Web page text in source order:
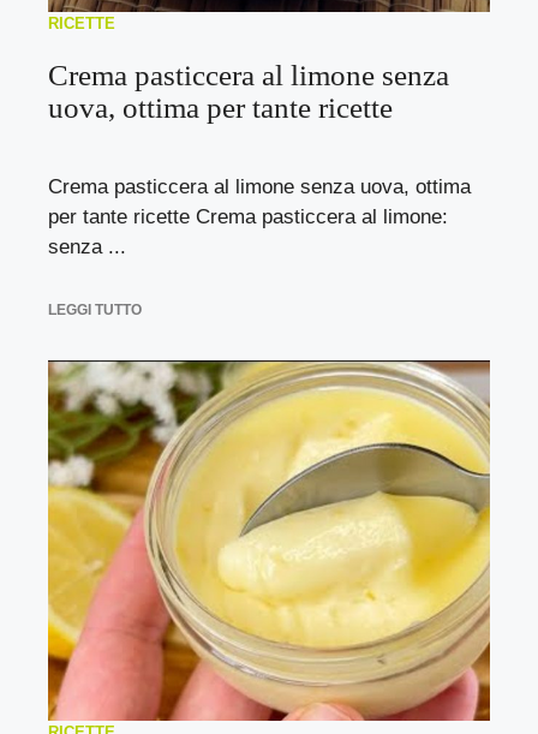
RICETTE
Crema pasticcera al limone senza
uova, ottima per tante ricette
Crema pasticcera al limone senza uova, ottima
per tante ricette Crema pasticcera al limone:
senza ...
LEGGI TUTTO